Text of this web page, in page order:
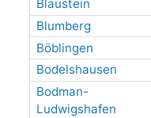
Blaustein
Blumberg
Böblingen
Bodelshausen
Bodman-
Ludwigshafen